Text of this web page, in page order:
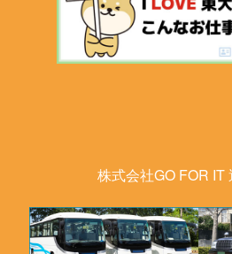
株式会社GO FOR IT